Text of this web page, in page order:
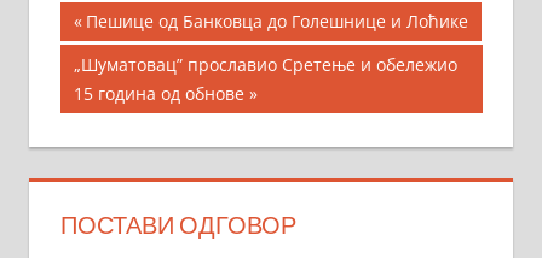
Кретање
чланка
Previous
Post:
Пешице од Банковца до Голешнице и Лоћике
Next
Post:
„Шуматовац” прославио Сретење и обележио
15 година од обнове
ПОСТАВИ ОДГОВОР